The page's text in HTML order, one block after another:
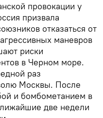
провокации у
призвала
отказаться от
маневров
риски
в Черном море.
раз
Москвы. После
и бомбометанием в
две недели